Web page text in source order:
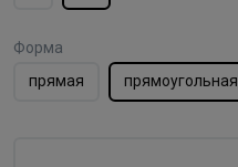
Форма
прямая
прямоугольная